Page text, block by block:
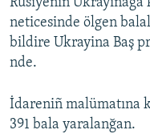
RFE/RS bütün
Rusiyeniñ Ukrayinağa
neticesinde ölgen
bildire Ukrayina Baş
nde.
İdareniñ malümatına
391 bala yaralanğan.